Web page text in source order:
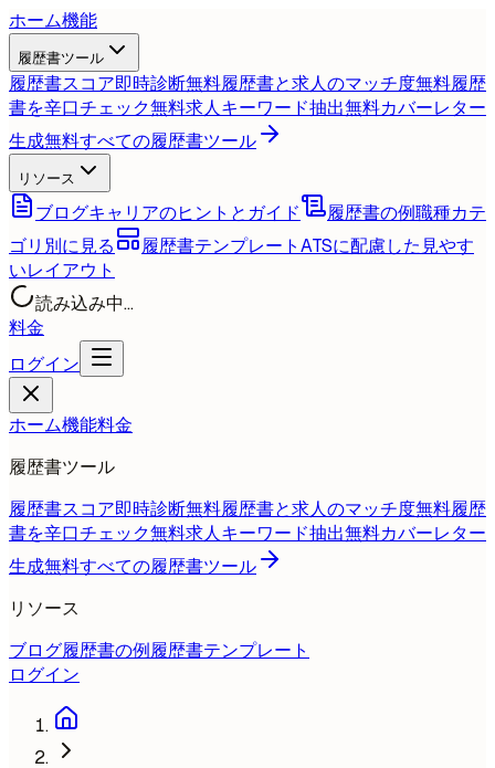
ホーム機能
履歴書ツール
履歴書スコア即時診断無料履歴書と求人のマッチ度無料履歴
書を辛口チェック無料求人キーワード抽出無料カバーレター
生成無料すべての履歴書ツール
リソース
ブログキャリアのヒントとガイド 履歴書の例職種カテ
ゴリ別に見る
履歴書テンプレートATSに配慮した見やす
いレイアウト
読み込み中...
料金
ログイン
ホーム機能料金
履歴書ツール
履歴書スコア即時診断無料履歴書と求人のマッチ度無料履歴
書を辛口チェック無料求人キーワード抽出無料カバーレター
生成無料すべての履歴書ツール
リソース
ブログ履歴書の例履歴書テンプレート
ログイン